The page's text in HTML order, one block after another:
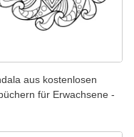
aus kostenlosen
für Erwachsene -